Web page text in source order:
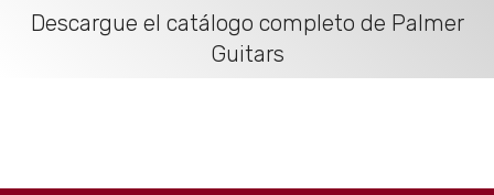
Descargue el catálogo completo de Palmer
Guitars